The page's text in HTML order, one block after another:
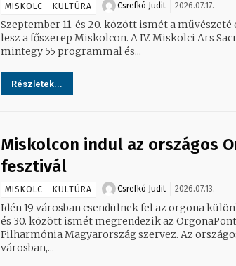
MISKOLC - KULTÚRA Csrefkó Judit 2026.07.17.
Szeptember 11. és 20. között ismét a
lesz a főszerep Miskolcon. A IV. Miskolci Ars
mintegy 55 programmal és...
Részletek...
Miskolcon indul az országos
fesztivál
MISKOLC - KULTÚRA Csrefkó Judit 2026.07.13.
Idén 19 városban csendülnek fel az orgona különleges
és 30. között ismét megrendezik az
Filharmónia Magyarország szervez. Az
városban,...